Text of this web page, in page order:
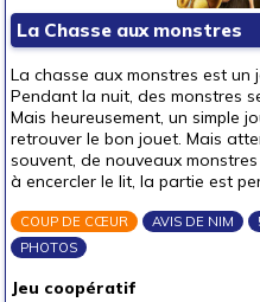
La Chasse aux monstres
La chasse aux monstres est un
Pendant la nuit, des monstres
Mais heureusement, un simple
retrouver le bon jouet. Mais
souvent, de nouveaux
à encercler le lit, la partie est
COUP DE CŒUR AVIS DE NIM
PHOTOS
Jeu coopératif